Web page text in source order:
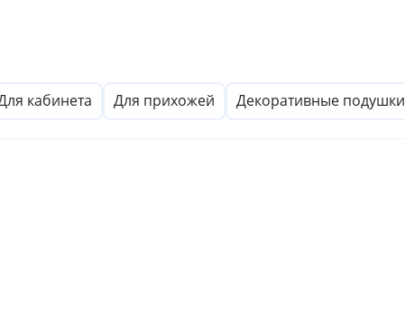
кабинета Для прихожей Декоративные подушки